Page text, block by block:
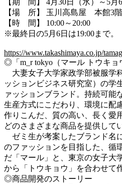
【場 所】 玉川高島屋 本館3
【時 間】 10:00～20:00
※最終日の5月6日は19:00まで。
https://www.takashimaya.co.jp/
◎「m_r tokyo（マール トウキョ
大妻女子大学家政学部被服学
ッションビジネス研究室）の学
ァッションブランド。持続可能
生産方式にこだわり、環境に配
作りこんだ、質の高い、長く愛
どのさまざまな商品を提供して
ゼミ生が考案したブランド名
のファッションを目指した、循
だ「マール」と、東京の女子大
から「トウキョウ」を合わせて
◎商品開発のストーリー